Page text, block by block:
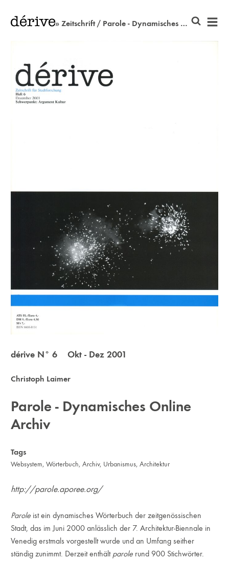
» Zeitschrift / Parole - Dynamisches Online Archiv
dérive N° 6 Okt - Dez 2001
Christoph Laimer
Parole - Dynamisches Online
Archiv
Tags
Websystem,Wörterbuch,Archiv, Urbanismus,Architektur
http://parole.aporee.org/
Parole ist ein dynamisches Wörterbuch der zeitgenössischen
Stadt, das im Juni 2000 anlässlich der 7. Architektur-Biennale in
Venedig erstmals vorgestellt wurde und an Umfang seither
ständig zunimmt. Derzeit enthält parole rund 900 Stichwörter.